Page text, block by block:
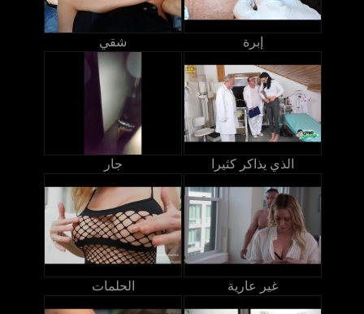
شقي إبرة
جار الذي يذاكر كثيرا
الحلمات غير عارية